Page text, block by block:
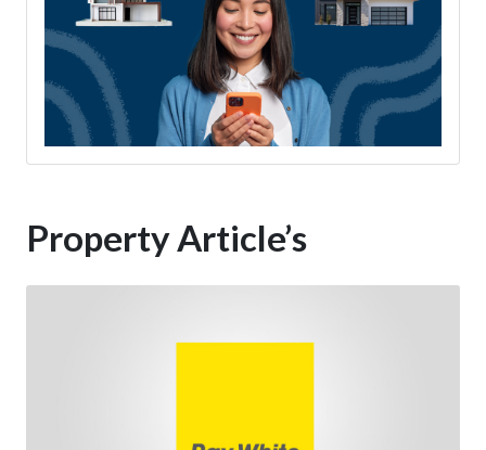
Property Article’s